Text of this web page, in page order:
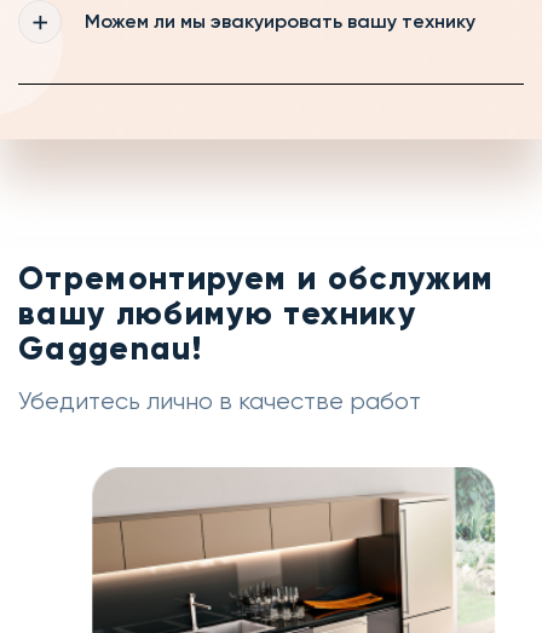
удалось найти свою технику, то оставьте
с радостью Вас проконсультирует
Можем ли мы эвакуировать вашу технику
устранить неисправность на месте, то мы
Отремонтируем и обслужим
вашу любимую технику
Gaggenau!
Убедитесь лично в качестве работ